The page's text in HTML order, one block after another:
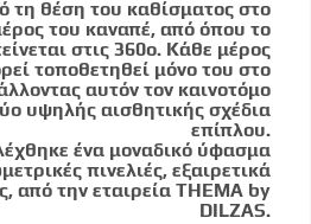
τη θέση του καθίσματος στο
του καναπέ, από όπου το
στις 360o. Κάθε μέρος
τοποθετηθεί μόνο του στο
αυτόν τον καινοτόμο
υψηλής αισθητικής σχέδια
επίπλου.
ένα μοναδικό ύφασμα
πινελιές, εξαιρετικά
από την εταιρεία THEMA by
DILZAS.